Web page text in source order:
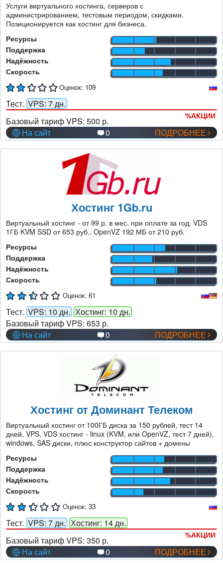
Услуги виртуального хостинга, серверов с
администрированием, тестовым периодом, скидками.
Позиционируется как хостинг для бизнеса.
Ресурсы
Поддержка
Надёжность
Скорость
Оценок: 109
Тест. VPS: 7 дн.
АКЦИИ
%
Базовый тариф VPS: 500 р.
На сайт
0 ПОДРОБНЕЕ
Хостинг 1Gb.ru
Виртуальный хостинг - от 99 р. в мес. при оплате за год, VDS
1ГБ KVM SSD от 653 руб., OpenVZ 192 МБ от 210 руб.
Ресурсы
Поддержка
Надёжность
Скорость
Оценок: 61
Тест. VPS: 10 дн. Хостинг: 10 дн.
Базовый тариф VPS: 653 р.
На сайт
0 ПОДРОБНЕЕ
Хостинг от Доминант Телеком
Виртуальный хостинг от 100ГБ диска за 150 рублей, тест 14
дней, VPS, VDS хостинг - linux (KVM, или OpenVZ, тест 7 дней),
windows, SAS диски, плюс конструктор сайтов + домены
Ресурсы
Поддержка
Надёжность
Скорость
Оценок: 33
Тест. VPS: 7 дн. Хостинг: 14 дн.
АКЦИИ
%
Базовый тариф VPS: 350 р.
На сайт
0 ПОДРОБНЕЕ